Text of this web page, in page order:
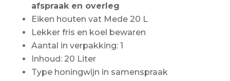
afspraak en overleg
Eiken houten vat Mede 20 L
Lekker fris en koel bewaren
Aantal in verpakking: 1
Inhoud: 20 Liter
Type honingwijn in samenspraak